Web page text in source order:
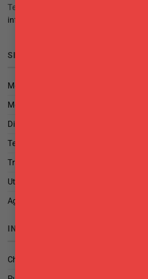
Tel.
info@delgattoforniture.it
SICUREZZA
Metodi di Pagamento
Metodi di Spedizione
Diritto di Reso
Termini e Condizioni
Trattamento dei Dati
Utilizzo di cookies
Aggiorna le tue preferenze di
INFO
Chi Siamo